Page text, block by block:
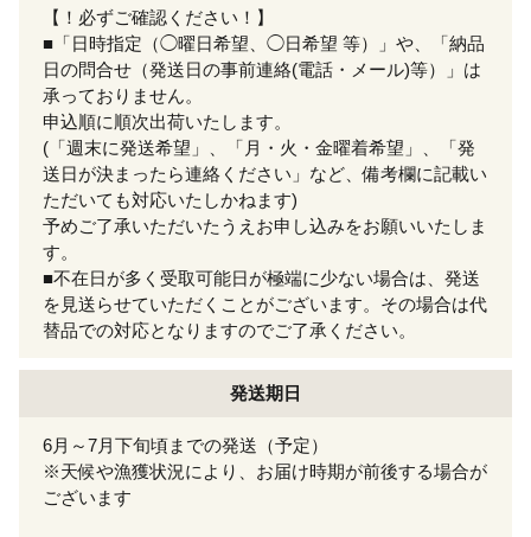
【！必ずご確認ください！】
■「日時指定（◯曜日希望、◯日希望 等）」や、「納品
日の問合せ（発送日の事前連絡(電話・メール)等）」は
承っておりません。
申込順に順次出荷いたします。
(「週末に発送希望」、「月・火・金曜着希望」、「発
送日が決まったら連絡ください」など、備考欄に記載い
ただいても対応いたしかねます)
予めご了承いただいたうえお申し込みをお願いいたしま
す。
■不在日が多く受取可能日が極端に少ない場合は、発送
を見送らせていただくことがございます。その場合は代
替品での対応となりますのでご了承ください。
発送期日
6月～7月下旬頃までの発送（予定）
※天候や漁獲状況により、お届け時期が前後する場合が
ございます